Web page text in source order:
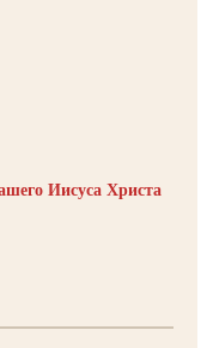
Иисуса Христа